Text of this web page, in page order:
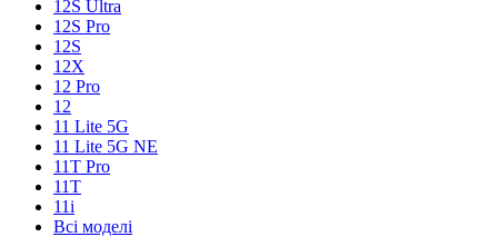
12S Ultra
12S Pro
12S
12X
12 Pro
12
11 Lite 5G
11 Lite 5G NE
11T Pro
11T
11i
Всі моделі